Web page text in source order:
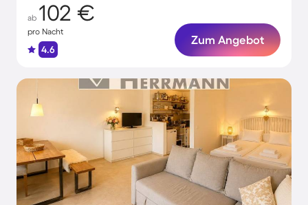
ab 102 €
pro Nacht
4.6
Zum Angebot